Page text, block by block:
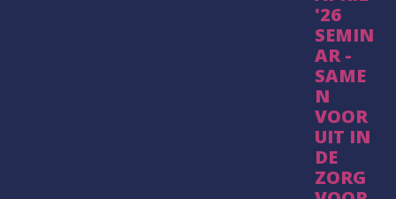
'26
SEMIN
AR -
SAME
N
VOOR
UIT IN
DE
ZORG